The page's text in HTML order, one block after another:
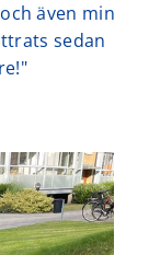
även min
sedan